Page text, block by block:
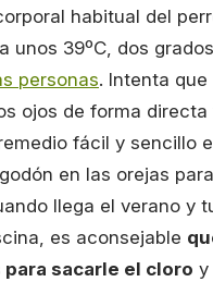
habitual del
unos 39ºC, dos grados
personas. Intenta
ojos de forma directa
fácil y sencillo
en las orejas
llega el verano y
es aconsejable
sacarle el cloro y